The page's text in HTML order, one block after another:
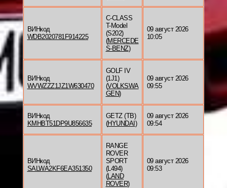
ВИНкод
WDB2020781F914225
C-CLASS
T-Model
(S202)
(MERCEDE
S-BENZ)
09 август 2026
10:05
ВИНкод
WVWZZZ1JZ1W630470
GOLF IV
(1J1)
(VOLKSWA
GEN)
09 август 2026
09:55
ВИНкод
KMHBT51DP9U856635
GETZ (TB)
(HYUNDAI )
09 август 2026
09:54
ВИНкод
SALWA2KF6EA351350
RANGE
ROVER
SPORT
(L494)
(LAND
ROVER)
09 август 2026
09:53